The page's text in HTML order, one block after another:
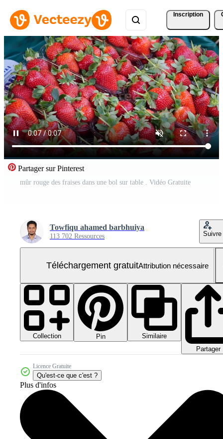
Inscription
Partager sur Pinterest
mûr rouge des fraises dans une bol sur table . Vidéo Gratuite
Towfiqu ahamed barbhuiya
113 702 Ressources Suivre
Téléchargement gratuitAttribution nécessaire
Collection Pin
Similaire
Partager
Licence Gratuite
Qu'est-ce que c'est ?
Plus d'infos